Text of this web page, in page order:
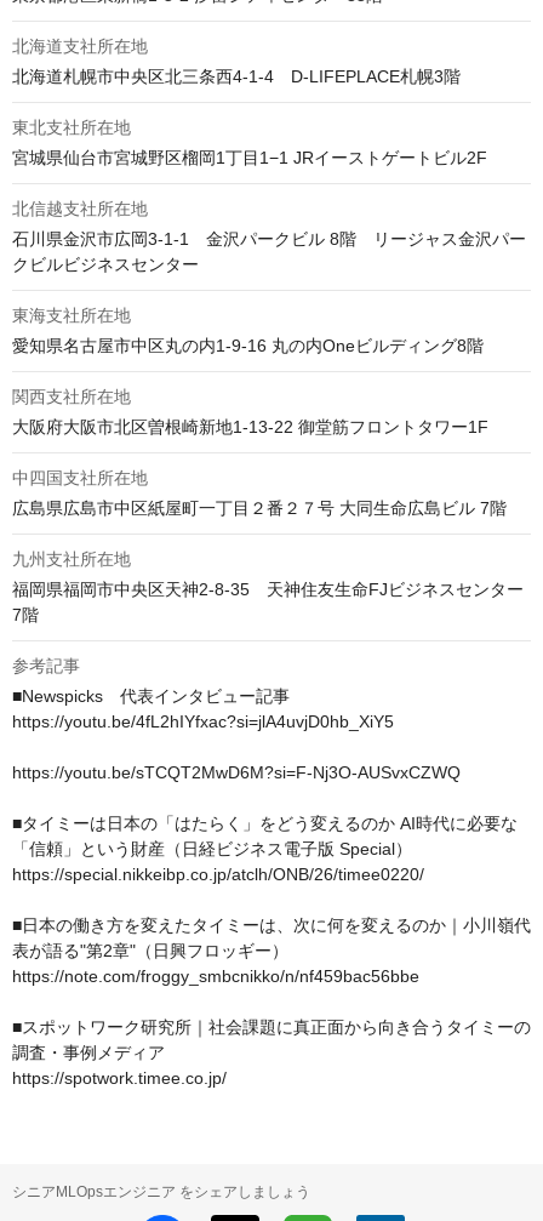
北海道支社所在地
北海道札幌市中央区北三条西4-1-4　D-LIFEPLACE札幌3階
東北支社所在地
宮城県仙台市宮城野区榴岡1丁目1−1 JRイーストゲートビル2F
北信越支社所在地
石川県金沢市広岡3-1-1　金沢パークビル 8階　リージャス金沢パー
クビルビジネスセンター
東海支社所在地
愛知県名古屋市中区丸の内1-9-16 丸の内Oneビルディング8階
関西支社所在地
大阪府大阪市北区曽根崎新地1-13-22 御堂筋フロントタワー1F
中四国支社所在地
広島県広島市中区紙屋町一丁目２番２７号 大同生命広島ビル 7階
九州支社所在地
福岡県福岡市中央区天神2-8-35　天神住友生命FJビジネスセンター
7階
参考記事
■Newspicks　代表インタビュー記事
https://youtu.be/4fL2hIYfxac?si=jlA4uvjD0hb_XiY5
https://youtu.be/sTCQT2MwD6M?si=F-Nj3O-AUSvxCZWQ
■タイミーは日本の「はたらく」をどう変えるのか AI時代に必要な
「信頼」という財産（日経ビジネス電子版 Special）
https://special.nikkeibp.co.jp/atclh/ONB/26/timee0220/
■日本の働き方を変えたタイミーは、次に何を変えるのか｜小川嶺代
表が語る"第2章"（日興フロッギー）
https://note.com/froggy_smbcnikko/n/nf459bac56bbe
■スポットワーク研究所｜社会課題に真正面から向き合うタイミーの
調査・事例メディア
https://spotwork.timee.co.jp/
シニアMLOpsエンジニア をシェアしましょう